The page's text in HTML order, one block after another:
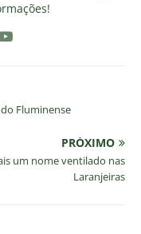
Fluminense
PRÓXIMO
um nome ventilado nas
Laranjeiras